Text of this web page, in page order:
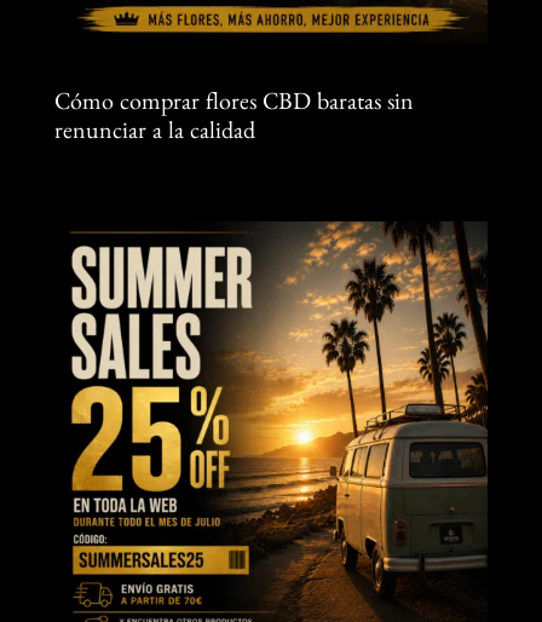
Cómo comprar flores CBD baratas sin
renunciar a la calidad